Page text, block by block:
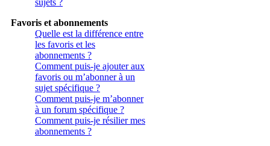
sujets ?
Favoris et abonnements
Quelle est la différence entre
les favoris et les
abonnements ?
Comment puis-je ajouter aux
favoris ou m’abonner à un
sujet spécifique ?
Comment puis-je m’abonner
à un forum spécifique ?
Comment puis-je résilier mes
abonnements ?